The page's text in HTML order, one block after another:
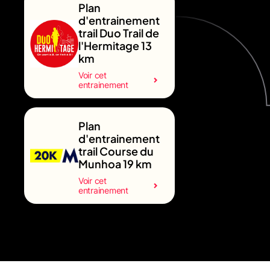
Plan
d'entrainement
trail Duo Trail de
l'Hermitage 13
km
Voir cet
entrainement
Plan
d'entrainement
trail Course du
Munhoa 19 km
Voir cet
entrainement